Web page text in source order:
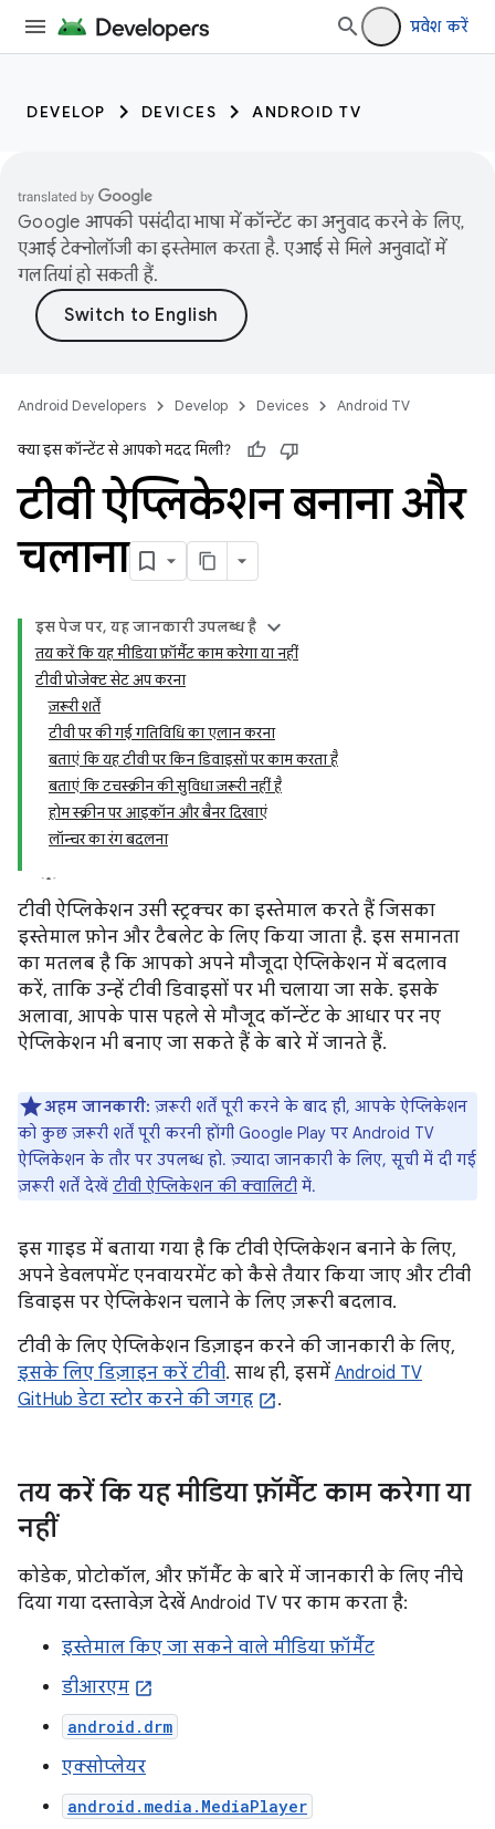
प्रवेश करें
DEVELOP DEVICES ANDROID TV
Google आपकी पसंदीदा भाषा में कॉन्टेंट का अनुवाद करने के लिए,
एआई टेक्नोलॉजी का इस्तेमाल करता है. एआई से मिले अनुवादों में
गलतियां हो सकती हैं.
Android Developers Develop Devices Android TV
क्या इस कॉन्टेंट से आपको मदद मिली?
टीवी ऐप्लिकेशन बनाना और
चलाना
इस पेज पर, यह जानकारी उपलब्ध है
तय करें कि यह मीडिया फ़ॉर्मैट काम करेगा या नहीं
टीवी प्रोजेक्ट सेट अप करना
ज़रूरी शर्तें
टीवी पर की गई गतिविधि का एलान करना
बताएं कि यह टीवी पर किन डिवाइसों पर काम करता है
बताएं कि टचस्क्रीन की सुविधा ज़रूरी नहीं है
होम स्क्रीन पर आइकॉन और बैनर दिखाएं
लॉन्चर का रंग बदलना
टीवी ऐप्लिकेशन उसी स्ट्रक्चर का इस्तेमाल करते हैं जिसका
इस्तेमाल फ़ोन और टैबलेट के लिए किया जाता है. इस समानता
का मतलब है कि आपको अपने मौजूदा ऐप्लिकेशन में बदलाव
करें, ताकि उन्हें टीवी डिवाइसों पर भी चलाया जा सके. इसके
अलावा, आपके पास पहले से मौजूद कॉन्टेंट के आधार पर नए
ऐप्लिकेशन भी बनाए जा सकते हैं के बारे में जानते हैं.
अहम जानकारी: ज़रूरी शर्तें पूरी करने के बाद ही, आपके ऐप्लिकेशन
को कुछ ज़रूरी शर्तें पूरी करनी होंगी Google Play पर Android TV
ऐप्लिकेशन के तौर पर उपलब्ध हो. ज़्यादा जानकारी के लिए, सूची में दी गई
ज़रूरी शर्तें देखें टीवी ऐप्लिकेशन की क्वालिटी में.
इस गाइड में बताया गया है कि टीवी ऐप्लिकेशन बनाने के लिए,
अपने डेवलपमेंट एनवायरमेंट को कैसे तैयार किया जाए और टीवी
डिवाइस पर ऐप्लिकेशन चलाने के लिए ज़रूरी बदलाव.
टीवी के लिए ऐप्लिकेशन डिज़ाइन करने की जानकारी के लिए,
इसके लिए डिज़ाइन करें टीवी. साथ ही, इसमें Android TV
GitHub डेटा स्टोर करने की जगह
.
तय करें कि यह मीडिया फ़ॉर्मैट काम करेगा या
नहीं
कोडेक, प्रोटोकॉल, और फ़ॉर्मैट के बारे में जानकारी के लिए नीचे
दिया गया दस्तावेज़ देखें Android TV पर काम करता है:
इस्तेमाल किए जा सकने वाले मीडिया फ़ॉर्मैट
डीआरएम
android.drm
एक्सोप्लेयर
android.media.MediaPlayer